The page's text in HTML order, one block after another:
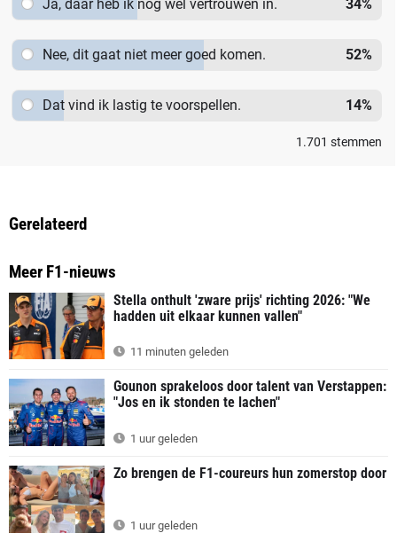
Ja, daar heb ik nog wel vertrouwen in. 34%
Nee, dit gaat niet meer goed komen. 52%
Dat vind ik lastig te voorspellen. 14%
1.701 stemmen
Gerelateerd
Meer F1-nieuws
Stella onthult 'zware prijs' richting 2026: "We
hadden uit elkaar kunnen vallen"
11 minuten geleden
Gounon sprakeloos door talent van Verstappen:
"Jos en ik stonden te lachen"
1 uur geleden
Zo brengen de F1-coureurs hun zomerstop door
1 uur geleden